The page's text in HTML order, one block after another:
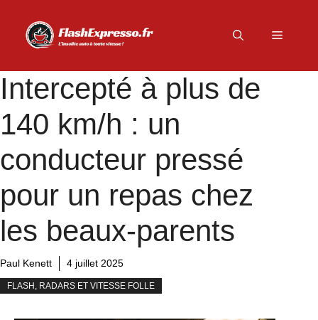
contenu
Menu
Intercepté à plus de
140 km/h : un
conducteur pressé
pour un repas chez
les beaux-parents
Paul Kenett 4 juillet 2025
FLASH, RADARS ET VITESSE FOLLE